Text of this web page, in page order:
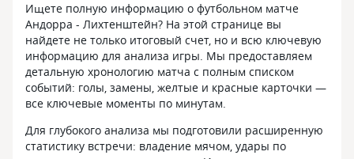
Ищете полную информацию о футбольном матче
Андорра - Лихтенштейн? На этой странице вы
найдете не только итоговый счет, но и всю ключевую
информацию для анализа игры. Мы предоставляем
детальную хронологию матча с полным списком
событий: голы, замены, желтые и красные карточки —
все ключевые моменты по минутам.
Для глубокого анализа мы подготовили расширенную
статистику встречи: владение мячом, удары по